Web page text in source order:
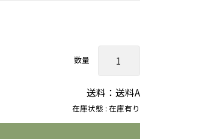
在庫状態 : 在庫有り
数量
送料：送料A